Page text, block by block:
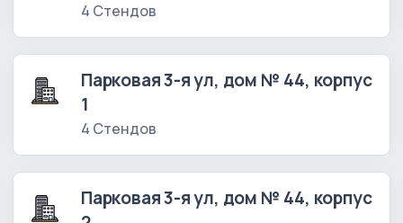
4 Стендов
Парковая 3-я ул, дом № 44, корпус
1
4 Стендов
Парковая 3-я ул, дом № 44, корпус